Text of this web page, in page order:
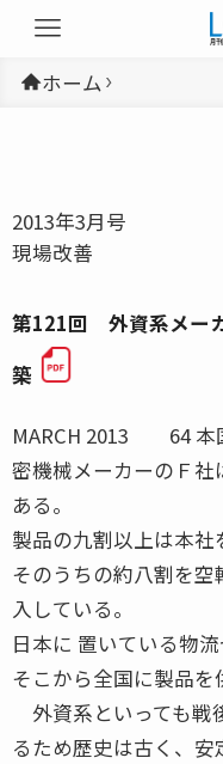
ホーム
2013年3月号
現場改善
第121回 外資系メー
築
MARCH 2013 64 本
密機械メーカーのＦ社
ある。
製品の九割以上は本社
そのうちの約八割を
入している。
日本に 置いている物
そこから全国に製品を
外資系といっても戦
るため歴史は古く、